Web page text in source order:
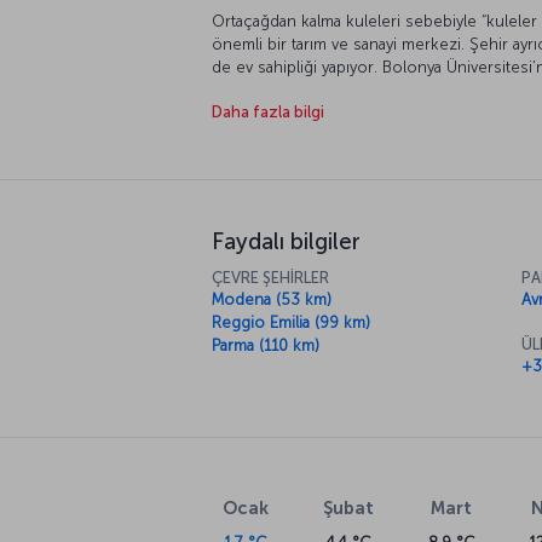
Ortaçağdan kalma kuleleri sebebiyle “kuleler
önemli bir tarım ve sanayi merkezi. Şehir
de ev sahipliği yapıyor. Bolonya
tatil fırsatı sunuyor.
Daha fazla bilgi
Faydalı bilgiler
ÇEVRE ŞEHİRLER
Modena (53 km)
Reggio Emilia (99 km)
Parma (110 km)
Ocak Şubat Mart